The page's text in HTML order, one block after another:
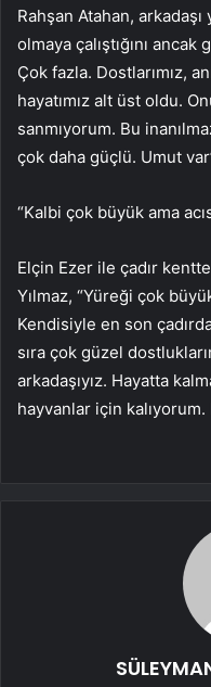
Rahşan Atahan,
olmaya çalıştığını ancak
Çok fazla. Dostlarımız,
hayatımız alt üst oldu.
sanmıyorum. Bu
çok daha güçlü. Umut
“Kalbi çok büyük ama
Elçin Ezer ile çadır
Yılmaz, “Yüreği çok
Kendisiyle en son
sıra çok güzel
arkadaşıyız. Hayatta
hayvanlar için